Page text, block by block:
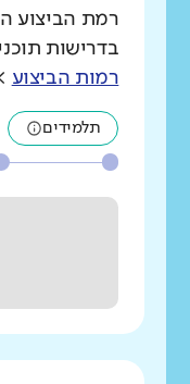
רמת הביצוע
בדרישות
רמות הביצוע
תלמידים